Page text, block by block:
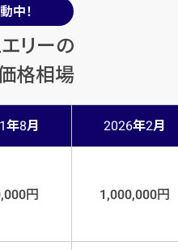
中！
リーの
格相場
年8月 2026年2月
円 1,000,000円